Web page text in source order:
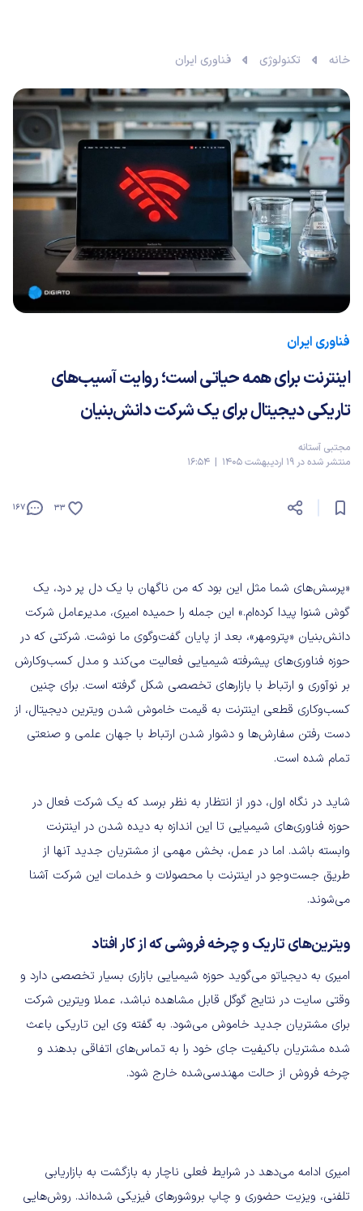
خانه تکنولوژی فناوری ایران
فناوری ایران
اینترنت برای همه حیاتی است؛ روایت آسیب‌های
تاریکی دیجیتال برای یک شرکت دانش‌بنیان
مجتبی آستانه
منتشر شده در 19 اردیبهشت 1405 | 16:54
167 33
«پرسش‌های شما مثل این بود که من ناگهان با یک دل پر درد، یک
گوش شنوا پیدا کرده‌ام.» این جمله را حمیده امیری، مدیرعامل شرکت
دانش‌بنیان «پترومهر»، بعد از پایان گفت‌وگوی ما نوشت. شرکتی که در
حوزه فناوری‌های پیشرفته شیمیایی فعالیت می‌کند و مدل کسب‌وکارش
بر نوآوری و ارتباط با بازارهای تخصصی شکل گرفته است. برای چنین
کسب‌وکاری قطعی اینترنت به قیمت خاموش شدن ویترین دیجیتال، از
دست رفتن سفارش‌ها و دشوار شدن ارتباط با جهان علمی و صنعتی
تمام شده است.
شاید در نگاه اول، دور از انتظار به نظر برسد که یک شرکت فعال در
حوزه فناوری‌های شیمیایی تا این اندازه به دیده شدن در اینترنت
وابسته باشد. اما در عمل، بخش مهمی از مشتریان جدید آنها از
طریق جست‌وجو در اینترنت با محصولات و خدمات این شرکت آشنا
می‌شوند.
ویترین‌های تاریک و چرخه فروشی که از کار افتاد
امیری به دیجیاتو می‌گوید حوزه شیمیایی بازاری بسیار تخصصی دارد و
وقتی سایت در نتایج گوگل قابل مشاهده نباشد، عملا ویترین شرکت
برای مشتریان جدید خاموش می‌شود. به گفته وی این تاریکی باعث
شده مشتریان باکیفیت جای خود را به تماس‌های اتفاقی بدهند و
چرخه فروش از حالت مهندسی‌شده خارج شود.
امیری ادامه می‌دهد در شرایط فعلی ناچار به بازگشت به بازاریابی
تلفنی، ویزیت حضوری و چاپ بروشورهای فیزیکی شد‌ه‌اند. روش‌هایی